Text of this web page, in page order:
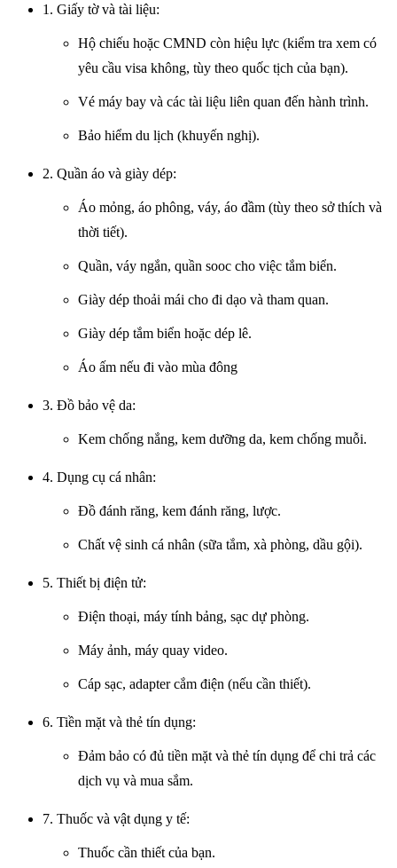
1. Giấy tờ và tài liệu:
Hộ chiếu hoặc CMND còn hiệu lực (kiểm tra xem có
yêu cầu visa không, tùy theo quốc tịch của bạn).
Vé máy bay và các tài liệu liên quan đến hành trình.
Bảo hiểm du lịch (khuyến nghị).
2. Quần áo và giày dép:
Áo mỏng, áo phông, váy, áo đầm (tùy theo sở thích và
thời tiết).
Quần, váy ngắn, quần sooc cho việc tắm biển.
Giày dép thoải mái cho đi dạo và tham quan.
Giày dép tắm biển hoặc dép lê.
Áo ấm nếu đi vào mùa đông
3. Đồ bảo vệ da:
Kem chống nắng, kem dưỡng da, kem chống muỗi.
4. Dụng cụ cá nhân:
Đồ đánh răng, kem đánh răng, lược.
Chất vệ sinh cá nhân (sữa tắm, xà phòng, dầu gội).
5. Thiết bị điện tử:
Điện thoại, máy tính bảng, sạc dự phòng.
Máy ảnh, máy quay video.
Cáp sạc, adapter cắm điện (nếu cần thiết).
6. Tiền mặt và thẻ tín dụng:
Đảm bảo có đủ tiền mặt và thẻ tín dụng để chi trả các
dịch vụ và mua sắm.
7. Thuốc và vật dụng y tế:
Thuốc cần thiết của bạn.